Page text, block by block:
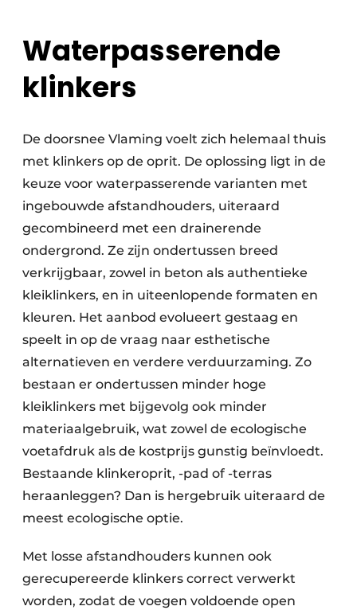
Waterpasserende
klinkers
De doorsnee Vlaming voelt zich helemaal thuis
met klinkers op de oprit. De oplossing ligt in de
keuze voor waterpasserende varianten met
ingebouwde afstandhouders, uiteraard
gecombineerd met een drainerende
ondergrond. Ze zijn ondertussen breed
verkrijgbaar, zowel in beton als authentieke
kleiklinkers, en in uiteenlopende formaten en
kleuren. Het aanbod evolueert gestaag en
speelt in op de vraag naar esthetische
alternatieven en verdere verduurzaming. Zo
bestaan er ondertussen minder hoge
kleiklinkers met bijgevolg ook minder
materiaalgebruik, wat zowel de ecologische
voetafdruk als de kostprijs gunstig beïnvloedt.
Bestaande klinkeroprit, -pad of -terras
heraanleggen? Dan is hergebruik uiteraard de
meest ecologische optie.
Met losse afstandhouders kunnen ook
gerecupereerde klinkers correct verwerkt
worden, zodat de voegen voldoende open